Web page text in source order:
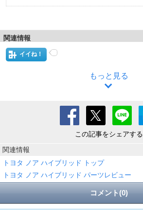
関連情報
イイね！
もっと見る
この記事をシェアする
関連情報
トヨタ ノア ハイブリッド トップ
トヨタ ノア ハイブリッド パーツレビュー
コメント(0)